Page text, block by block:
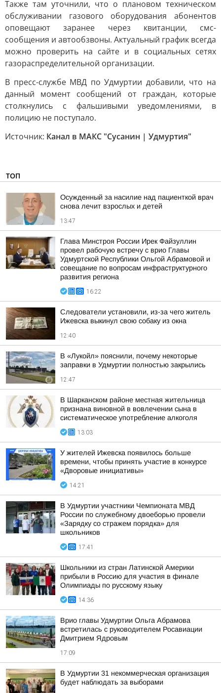
Также там уточнили, что о плановом техническом
обслуживании газового оборудования абонентов
оповещают заранее через квитанции, смс-
сообщения и автообзвоны. Актуальный график всегда
можно проверить на сайте и в социальных сетях
газораспределительной организации.
В пресс-службе МВД по Удмуртии добавили, что на
данный момент сообщений от граждан, которые
столкнулись с фальшивыми уведомлениями, в
полицию не поступало.
Источник: Канал в МАКС "Сусанин | Удмуртия"
ТОП
Осужденный за насилие над пациенткой врач
снова лечит взрослых и детей
13:47
Глава Минстроя России Ирек Файзуллин
провел рабочую встречу с врио Главы
Удмуртской Республики Ольгой Абрамовой и
совещание по вопросам инфраструктурного
развития региона
16:22
Следователи установили, из-за чего житель
Ижевска выкинул свою собаку из окна
12:40
В «Лукойл» пояснили, почему некоторые
заправки в Удмуртии полностью закрылись
12:47
В Шарканском районе местная жительница
признана виновной в вовлечении сына в
систематическое употребление алкоголя
13:03
У жителей Ижевска появилось больше
времени, чтобы принять участие в конкурсе
«Дворовые инициативы»
14:21
В Удмуртии участники Чемпионата МВД
России по служебному двоеборью провели
«Зарядку со стражем порядка» для
школьников
17:41
Школьники из стран Латинской Америки
прибыли в Россию для участия в финале
Олимпиады по русскому языку
14:36
Врио главы Удмуртии Ольга Абрамова
встретилась с руководителем Росавиации
Дмитрием Ядровым
17:09
В Удмуртии 31 некоммерческая организация
будет наблюдать за выборами